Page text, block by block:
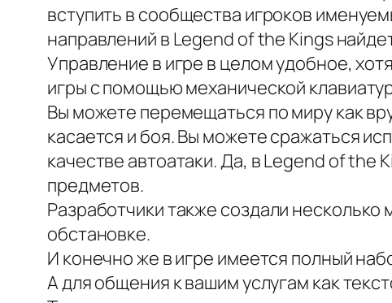
вступить в сообщества игроков
направлений в Legend of the Kings
Управление в игре в целом удобное,
игры с помощью механической
Вы можете перемещаться по миру как
касается и боя. Вы можете сражаться
качестве автоатаки. Да, в Legend of the
предметов.
Разработчики также создали
обстановке.
И конечно же в игре имеется полный
А для общения к вашим услугам как